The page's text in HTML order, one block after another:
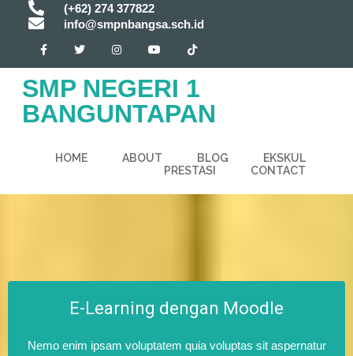
(+62) 274 377822
info@smpnbangsa.sch.id
SMP NEGERI 1
BANGUNTAPAN
HOME ABOUT BLOG
EKSKUL
PRESTASI
CONTACT
E-Learning dengan Moodle
Nemo enim ipsam voluptatem quia voluptas sit aspernatur